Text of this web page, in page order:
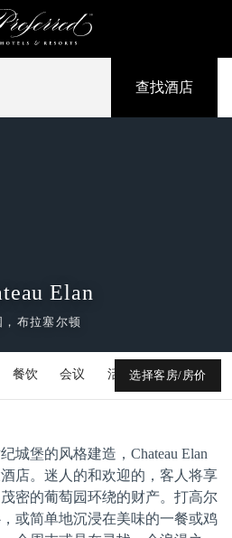
查找酒店
Elan
，布拉塞尔顿
餐饮 会议 活动 媒体库
选择客房/房价
城堡的风格建造，Chateau Elan
店。迷人的和欢迎的，客人将享
密的葡萄园环绕的财产。打高尔
或简单地沉浸在美味的一餐或鸡